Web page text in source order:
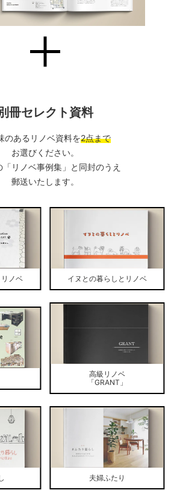
冊セレクト資料
のあるリノベ資料を2点まで
お選びください。
「リノベ事例集」と同封のうえ
郵送いたします。
ノベ イヌとの暮らしとリノベ
高級リノベ
「GRANT」
夫婦ふたり